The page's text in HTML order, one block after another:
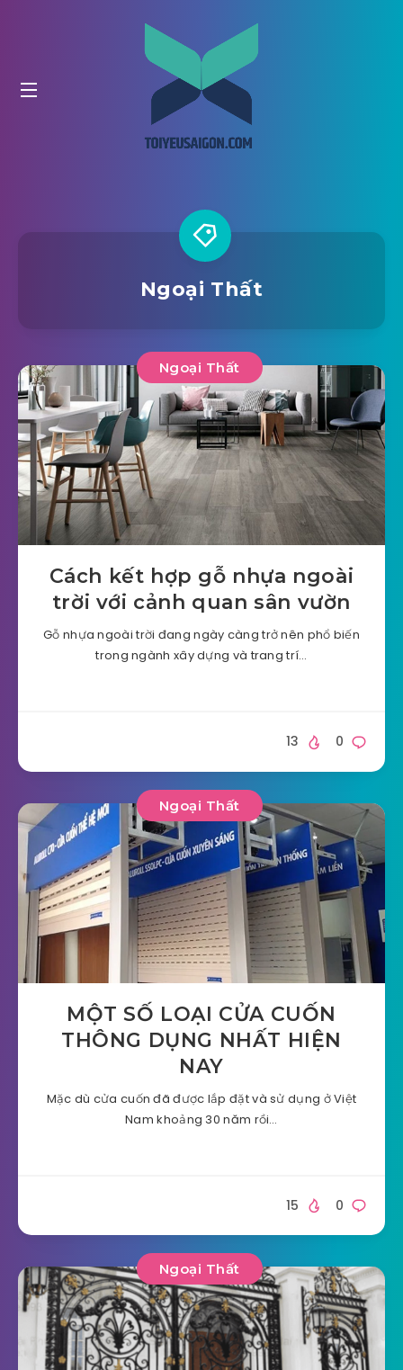
Ngoại Thất
Ngoại Thất
Cách kết hợp gỗ nhựa ngoài
trời với cảnh quan sân vườn
Gỗ nhựa ngoài trời đang ngày càng trở nên phổ biến
trong ngành xây dựng và trang trí…
0
13
Ngoại Thất
MỘT SỐ LOẠI CỬA CUỐN
THÔNG DỤNG NHẤT HIỆN
NAY
Mặc dù cửa cuốn đã được lắp đặt và sử dụng ở Việt
Nam khoảng 30 năm rồi…
0
15
Ngoại Thất